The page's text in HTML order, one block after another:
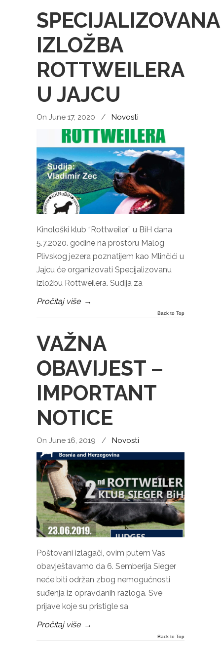
SPECIJALIZOVANA
IZLOŽBA
ROTTWEILERA
U JAJCU
On June 17, 2020 / Novosti
Kinološki klub “Rottweiler” u BiH dana
5.7.2020. godine na prostoru Malog
Plivskog jezera poznatijem kao Mlinčići u
Jajcu će organizovati Specijalizovanu
izložbu Rottweilera. Sudija za
Pročitaj više →
Back to Top
VAŽNA
OBAVIJEST –
IMPORTANT
NOTICE
On June 16, 2019 / Novosti
Poštovani izlagači, ovim putem Vas
obavještavamo da 6. Semberija Sieger
neće biti održan zbog nemogućnosti
suđenja iz opravdanih razloga. Sve
prijave koje su pristigle sa
Pročitaj više →
Back to Top